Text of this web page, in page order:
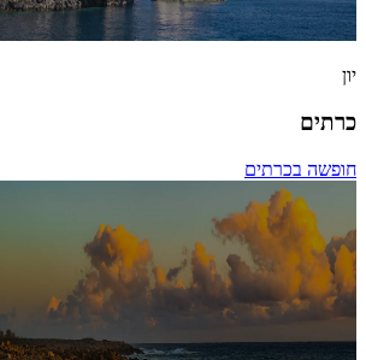
יון
כרתים
חופשה בכרתים